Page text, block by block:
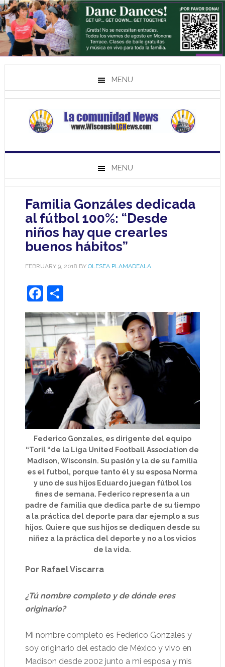
MENU
MENU
Familia Gonzáles dedicada
al fútbol 100%: “Desde
niños hay que crearles
buenos hábitos”
FEBRUARY 9, 2018 BY OLESEA PLAMADEALA
Facebook
Share
Federico Gonzales, es dirigente del equipo
“Toril “de la Liga United Football Association de
Madison, Wisconsin. Su pasión y la de su familia
es el futbol, porque tanto él y su esposa Norma
y uno de sus hijos Eduardo juegan fútbol los
fines de semana. Federico representa a un
padre de familia que dedica parte de su tiempo
a la práctica del deporte para dar ejemplo a sus
hijos. Quiere que sus hijos se dediquen desde su
niñez a la práctica del deporte y no a los vicios
de la vida.
Por Rafael Viscarra
¿Tú nombre completo y de dónde eres
originario?
Mi nombre completo es Federico Gonzales y
soy originario del estado de México y vivo en
Madison desde 2002 junto a mi esposa y mis